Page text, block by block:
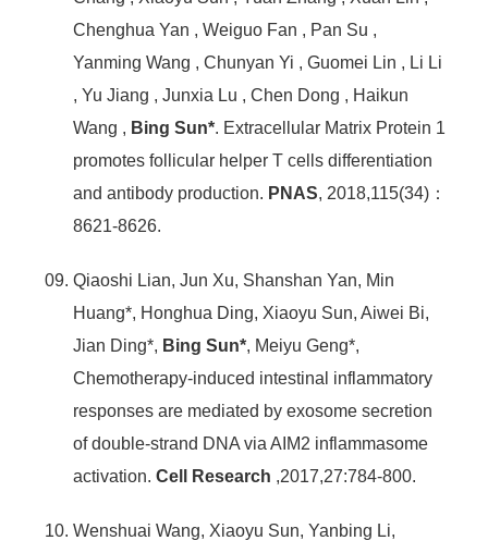
Chenghua Yan , Weiguo Fan , Pan Su ,
Yanming Wang , Chunyan Yi , Guomei Lin , Li Li
, Yu Jiang , Junxia Lu , Chen Dong , Haikun
Wang , Bing Sun*. Extracellular Matrix Protein 1
promotes follicular helper T cells differentiation
and antibody production. PNAS, 2018,115(34)：
8621-8626.
Qiaoshi Lian, Jun Xu, Shanshan Yan, Min
Huang*, Honghua Ding, Xiaoyu Sun, Aiwei Bi,
Jian Ding*, Bing Sun*, Meiyu Geng*,
Chemotherapy-induced intestinal inflammatory
responses are mediated by exosome secretion
of double-strand DNA via AIM2 inflammasome
activation.Cell Research ,2017,27:784-800.
Wenshuai Wang, Xiaoyu Sun, Yanbing Li,